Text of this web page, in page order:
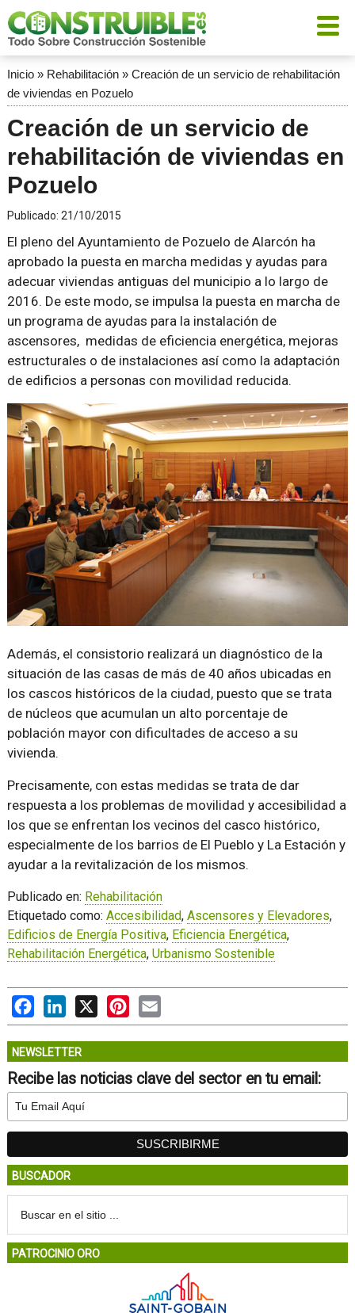
Inicio» Rehabilitación» Creación de un servicio de rehabilitación
de viviendas en Pozuelo
Creación de un servicio de
rehabilitación de viviendas en
Pozuelo
Publicado: 21/10/2015
El pleno del Ayuntamiento de Pozuelo de Alarcón ha
aprobado la puesta en marcha medidas y ayudas para
adecuar viviendas antiguas del municipio a lo largo de
2016. De este modo, se impulsa la puesta en marcha de
un programa de ayudas para la instalación de
ascensores, medidas de eficiencia energética, mejoras
estructurales o de instalaciones así como la adaptación
de edificios a personas con movilidad reducida.
Además, el consistorio realizará un diagnóstico de la
situación de las casas de más de 40 años ubicadas en
los cascos históricos de la ciudad, puesto que se trata
de núcleos que acumulan un alto porcentaje de
población mayor con dificultades de acceso a su
vivienda.
Precisamente, con estas medidas se trata de dar
respuesta a los problemas de movilidad y accesibilidad a
los que se enfrentan los vecinos del casco histórico,
especialmente de los barrios de El Pueblo y La Estación y
ayudar a la revitalización de los mismos.
Publicado en: Rehabilitación
Etiquetado como: Accesibilidad, Ascensores y Elevadores,
Edificios de Energía Positiva, Eficiencia Energética,
Rehabilitación Energética, Urbanismo Sostenible
FacebookLinkedIn
X PinterestEmail
NEWSLETTER
Recibe las noticias clave del sector en tu email:
BUSCADOR
PATROCINIO ORO